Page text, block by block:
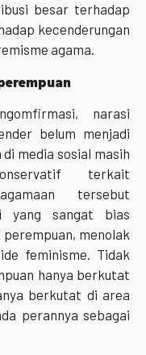
besar terhadap
kecenderungan
agama.
narasi
belum menjadi
di media sosial masih
terkait
tersebut
yang sangat bias
menolak
feminisme. Tidak
hanya berkutat
berkutat di area
perannya sebagai